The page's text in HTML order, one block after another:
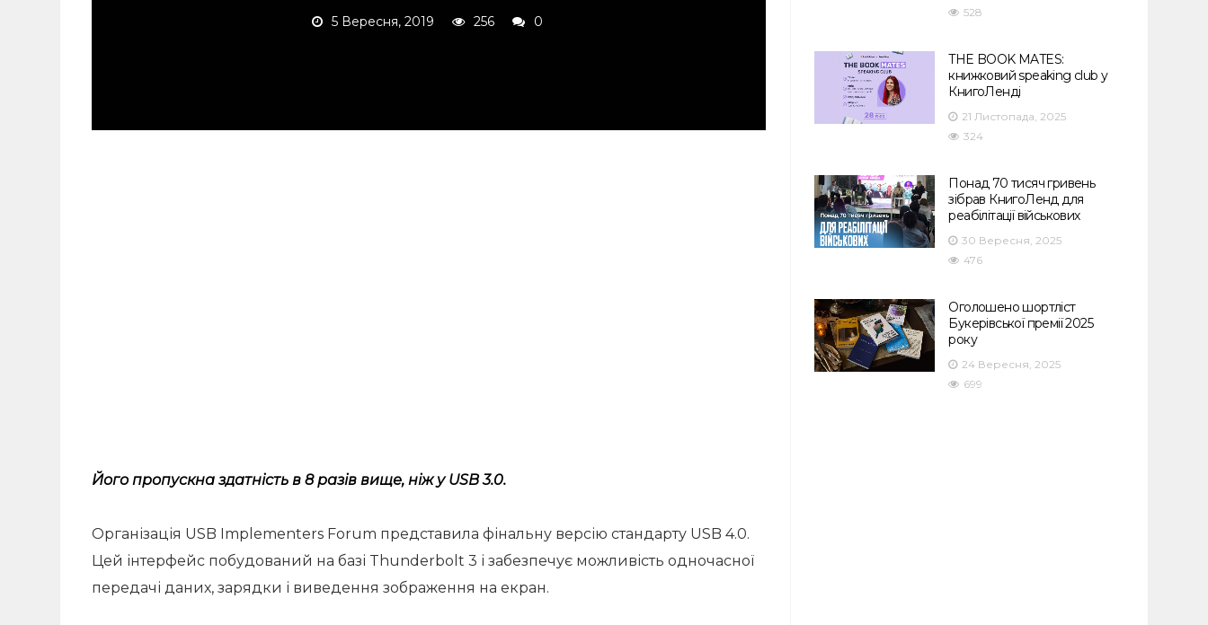
5 Вересня, 2019 256 0
Його пропускна здатність в 8 разів вище, ніж у USB 3.0.
Організація USB Implementers Forum представила фінальну версію стандарту USB 4.0.
Цей інтерфейс побудований на базі Thunderbolt 3 і забезпечує можливість одночасної
передачі даних, зарядки і виведення зображення на екран.
528
THE BOOK MATES:
книжковий speaking club у
КнигоЛенді
21 Листопада, 2025
324
Понад 70 тисяч гривень
зібрав КнигоЛенд для
реабілітації військових
30 Вересня, 2025
476
Оголошено шортліст
Букерівської премії 2025
року
24 Вересня, 2025
699